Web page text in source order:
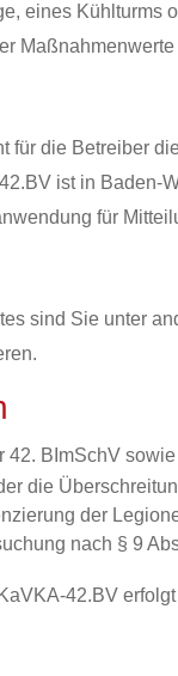
eines
für die Betreiber
ist in Baden-
für
sind Sie unter
42. BImSchV
die
der
nach § 9
42.BV